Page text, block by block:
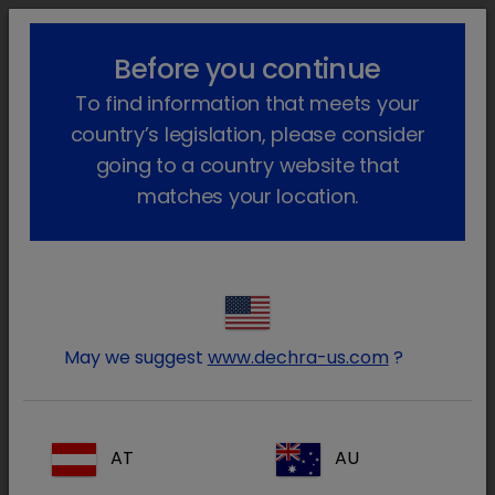
lock_outline search menu
Áreas terapêuticas
Animais de companhia
Antibióticos Antibióticos injetáveis
Antibióticos injetáveis Produtos
Before you continue
To find information that meets your
country’s legislation, please consider
going to a country website that
matches your location.
May we suggest www.dechra-us.com ?
AT AU